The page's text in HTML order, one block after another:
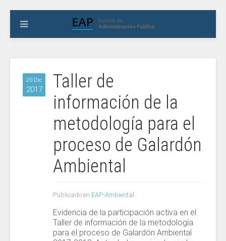
20 Dic
2017
Taller de
información de la
metodología para el
proceso de Galardón
Ambiental
Publicado en EAP-Ambiental
Evidencia de la participación activa en el
Taller de información de la metodología
para el proceso de Galardón Ambiental